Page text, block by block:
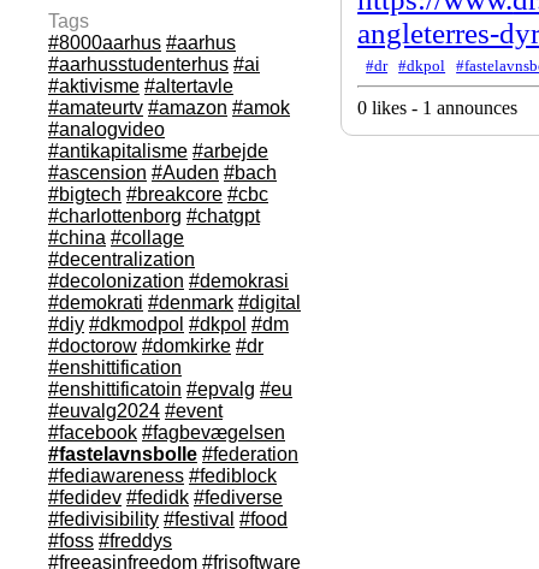
Tags
#8000aarhus #aarhus
#aarhusstudenterhus #ai
#aktivisme #altertavle
#amateurtv #amazon #amok
#analogvideo
#antikapitalisme #arbejde
#ascension #Auden #bach
#bigtech #breakcore #cbc
#charlottenborg #chatgpt
#china #collage
#decentralization
#decolonization #demokrasi
#demokrati #denmark #digital
#diy #dkmodpol #dkpol #dm
#doctorow #domkirke #dr
#enshittification
#enshittificatoin #epvalg #eu
#euvalg2024 #event
#facebook #fagbevægelsen
#fastelavnsbolle #federation
#fediawareness #fediblock
#fedidev #fedidk #fediverse
#fedivisibility #festival #food
#foss #freddys
#freeasinfreedom #frisoftware
angleterres-
#dr #dkpol
0 likes - 1 announces